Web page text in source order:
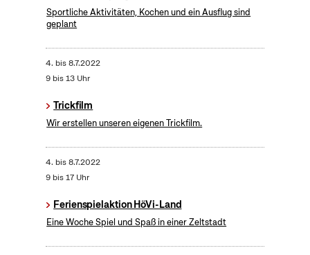
Sportliche Aktivitäten, Kochen und ein Ausflug sind
geplant
4. bis8.7.2022
9 bis 13 Uhr
Trickfilm
Wir erstellen unseren eigenen Trickfilm.
4. bis8.7.2022
9 bis 17 Uhr
Ferienspielaktion HöVi-Land
Eine Woche Spiel und Spaß in einer Zeltstadt